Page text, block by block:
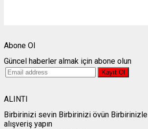
Abone Ol
Güncel haberler almak için abone olun
ALINTI
Birbirinizi sevin Birbirinizi övün Birbirinizle
alışveriş yapın